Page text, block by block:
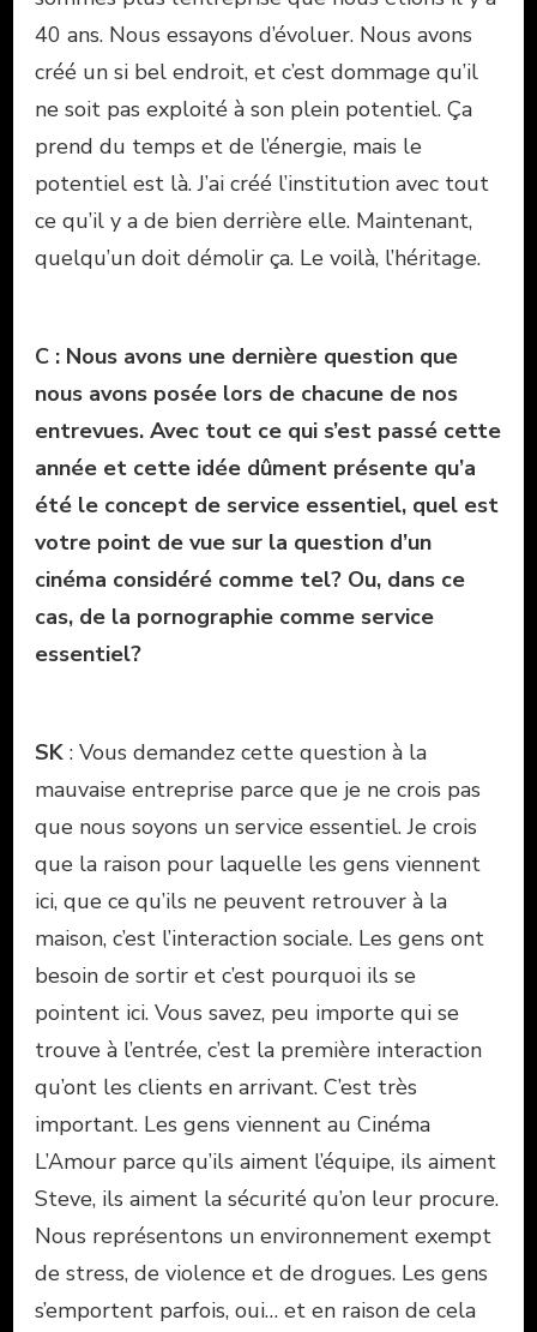
40 ans. Nous essayons d’évoluer. Nous avons
créé un si bel endroit, et c’est dommage qu’il
ne soit pas exploité à son plein potentiel. Ça
prend du temps et de l’énergie, mais le
potentiel est là. J’ai créé l’institution avec tout
ce qu’il y a de bien derrière elle. Maintenant,
quelqu’un doit démolir ça. Le voilà, l’héritage.
C : Nous avons une dernière question que
nous avons posée lors de chacune de nos
entrevues. Avec tout ce qui s’est passé cette
année et cette idée dûment présente qu’a
été le concept de service essentiel, quel est
votre point de vue sur la question d’un
cinéma considéré comme tel? Ou, dans ce
cas, de la pornographie comme service
essentiel?
SK : Vous demandez cette question à la
mauvaise entreprise parce que je ne crois pas
que nous soyons un service essentiel. Je crois
que la raison pour laquelle les gens viennent
ici, que ce qu’ils ne peuvent retrouver à la
maison, c’est l’interaction sociale. Les gens ont
besoin de sortir et c’est pourquoi ils se
pointent ici. Vous savez, peu importe qui se
trouve à l’entrée, c’est la première interaction
qu’ont les clients en arrivant. C’est très
important. Les gens viennent au Cinéma
L’Amour parce qu’ils aiment l’équipe, ils aiment
Steve, ils aiment la sécurité qu’on leur procure.
Nous représentons un environnement exempt
de stress, de violence et de drogues. Les gens
s’emportent parfois, oui… et en raison de cela